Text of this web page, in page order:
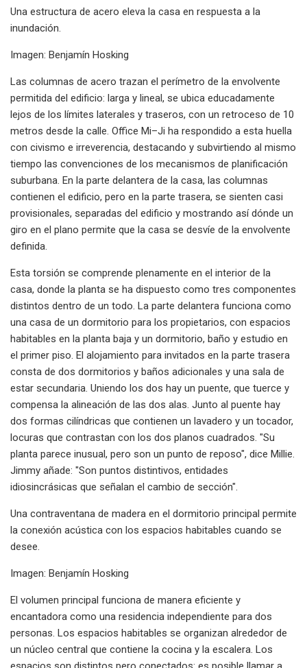
Una estructura de acero eleva la casa en respuesta a la
inundación.
Imagen: Benjamín Hosking
Las columnas de acero trazan el perímetro de la envolvente
permitida del edificio: larga y lineal, se ubica educadamente
lejos de los límites laterales y traseros, con un retroceso de 10
metros desde la calle. Office Mi–Ji ha respondido a esta huella
con civismo e irreverencia, destacando y subvirtiendo al mismo
tiempo las convenciones de los mecanismos de planificación
suburbana. En la parte delantera de la casa, las columnas
contienen el edificio, pero en la parte trasera, se sienten casi
provisionales, separadas del edificio y mostrando así dónde un
giro en el plano permite que la casa se desvíe de la envolvente
definida.
Esta torsión se comprende plenamente en el interior de la
casa, donde la planta se ha dispuesto como tres componentes
distintos dentro de un todo. La parte delantera funciona como
una casa de un dormitorio para los propietarios, con espacios
habitables en la planta baja y un dormitorio, baño y estudio en
el primer piso. El alojamiento para invitados en la parte trasera
consta de dos dormitorios y baños adicionales y una sala de
estar secundaria. Uniendo los dos hay un puente, que tuerce y
compensa la alineación de las dos alas. Junto al puente hay
dos formas cilíndricas que contienen un lavadero y un tocador,
locuras que contrastan con los dos planos cuadrados. "Su
planta parece inusual, pero son un punto de reposo", dice Millie.
Jimmy añade: "Son puntos distintivos, entidades
idiosincrásicas que señalan el cambio de sección".
Una contraventana de madera en el dormitorio principal permite
la conexión acústica con los espacios habitables cuando se
desee.
Imagen: Benjamín Hosking
El volumen principal funciona de manera eficiente y
encantadora como una residencia independiente para dos
personas. Los espacios habitables se organizan alrededor de
un núcleo central que contiene la cocina y la escalera. Los